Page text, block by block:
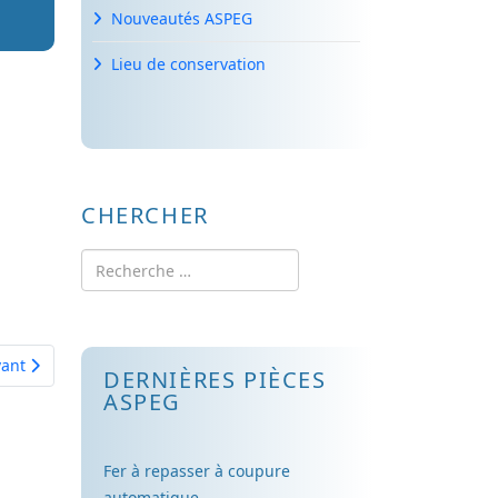
suivant : Technique de l'industrie gaz en France
Nouveautés ASPEG
Lieu de conservation
CHERCHER
Rechercher
DERNIÈRES PIÈCES
ASPEG
Fer à repasser à coupure